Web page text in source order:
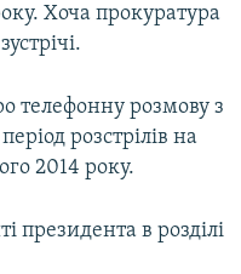
Хоча прокуратура
телефонну розмову з
розстрілів на
2014 року.
президента в розділі